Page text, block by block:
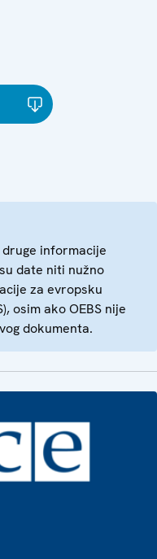
informacije
date niti nužno
za evropsku
osim ako OEBS nije
dokumenta.